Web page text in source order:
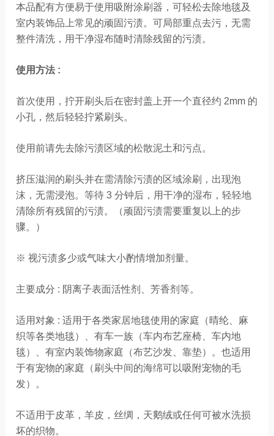
本品配有方便易于使用吸附涂刷器，可轻松去除地毯及
室内装饰品上常见的顽固污渍。可局部重点去污，无需
整件清洗，用干净湿布随时清除残留的污渍。
使用方法 :
首次使用，拧开刷头后在密封盖上开一个直径约 2mm 的
小孔，然后轻轻拧紧刷头。
使用前请先去除污渍区域的松散泥土和污点。
挤压滋润的刷头并在需清除污渍的区域涂刷，出现泡
沫，无需浸泡。等待 3 分钟后，用干净的湿布，轻轻地
清除所有残留的污渍。（顽固污渍需要重复以上的步
骤。）
※ 视污渍多少或气味大小酌情增加剂量。
主要成分 : 阴离子表面活性剂、芳香剂等。
适用对象 : 适用于各类家居地毯使用的家庭（晴纶、麻
织等各类地毯）、有车一族（车内布艺座椅、车内地
毯）、有室内装饰物家庭（布艺沙发、靠垫）。也适用
于有宠物的家庭（刷头中间的海绵可以吸附宠物的毛
发）。
不适用于皮革，羊皮，丝绸，天鹅绒或任何可被水洗损
坏的织物。